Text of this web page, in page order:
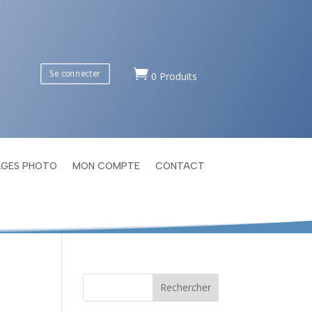
Se connecter  0 Produits
PHOTO MON COMPTE CONTACT
Rechercher